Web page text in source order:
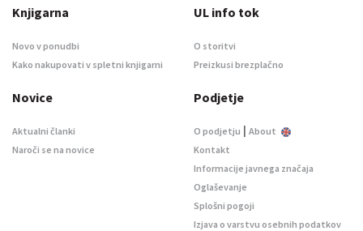
Knjigarna
Novo v ponudbi
Kako nakupovati v spletni knjigarni
UL info tok
O storitvi
Preizkusi brezplačno
Novice
Aktualni članki
Naroči se na novice
Podjetje
O podjetju | About
Kontakt
Informacije javnega značaja
Oglaševanje
Splošni pogoji
Izjava o varstvu osebnih podatkov